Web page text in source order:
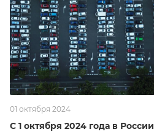
01 октября 2024
С 1 октября 2024 года в России